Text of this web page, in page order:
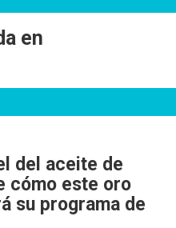
en
del aceite de
cómo este oro
su programa de